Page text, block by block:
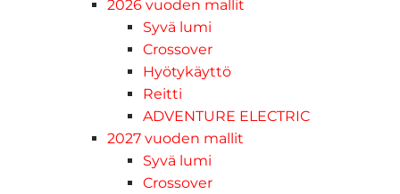
2026 vuoden mallit
Syvä lumi
Crossover
Hyötykäyttö
Reitti
ADVENTURE ELECTRIC
2027 vuoden mallit
Syvä lumi
Crossover